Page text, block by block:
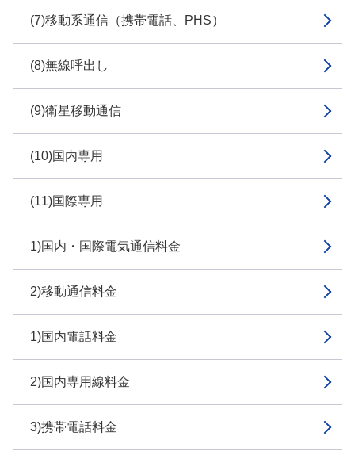
(7)移動系通信（携帯電話、PHS）
(8)無線呼出し
(9)衛星移動通信
(10)国内専用
(11)国際専用
1)国内・国際電気通信料金
2)移動通信料金
1)国内電話料金
2)国内専用線料金
3)携帯電話料金